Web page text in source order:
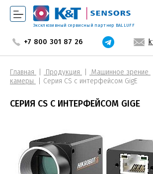
Эксклюзивный сервисный партнер BALLUFF
+7 800 301 87 26
Главная Продукция Машинное зрение
камеры
Серия CS с интерфейсом GigE
СЕРИЯ CS С ИНТЕРФЕЙСОМ GIGE